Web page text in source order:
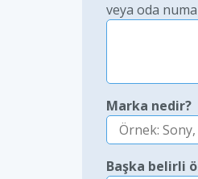
veya oda
Marka nedir?
Başka belirli